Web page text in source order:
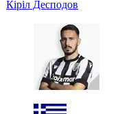
Кіріл Десподов